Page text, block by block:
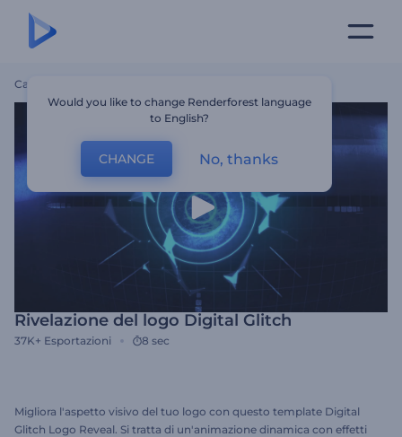
Casa
Rivelazione del logo Digital Glitch
37K+ Esportazioni 8 sec
Migliora l'aspetto visivo del tuo logo con questo template Digital
Glitch Logo Reveal. Si tratta di un'animazione dinamica con effetti
Would you like to change Renderforest language
to English?
CHANGE No, thanks